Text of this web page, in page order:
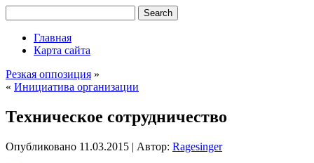
Главная
Карта сайта
Резкая оппозиция »
« Инициатива организации
Техническое сотрудничество
Опубликовано 11.03.2015 | Автор: Ragesinger